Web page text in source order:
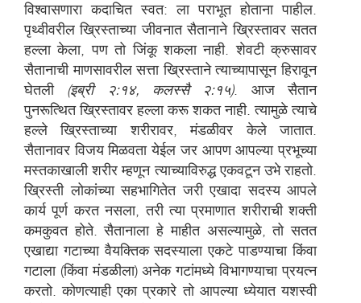
विश्वासणारा कदाचित स्वत: ला पराभूत होताना पाहील.
पृथ्वीवरील ख्रिस्ताच्या जीवनात सैतानाने ख्रिस्तावर सतत
हल्ला केला, पण तो जिंकू शकला नाही. शेवटी क्रुसावर
सैतानाची माणसावरील सत्ता ख्रिस्ताने त्याच्यापासून हिरावून
घेतली (इब्री २:१४, कलस्सै २:१५). आज सैतान
पुनरूत्थित ख्रिस्तावर हल्ला करू शकत नाही. त्यामुळे त्याचे
हल्ले ख्रिस्ताच्या शरीरावर, मंडळीवर केले जातात.
सैतानावर विजय मिळवता येईल जर आपण आपल्या प्रभूच्या
मस्तकाखाली शरीर म्हणून त्याच्याविरुद्ध एकवटून उभे राहतो.
ख्रिस्ती लोकांच्या सहभागितेत जरी एखादा सदस्य आपले
कार्य पूर्ण करत नसला, तरी त्या प्रमाणात शरीराची शक्ती
कमकुवत होते. सैतानाला हे माहीत असल्यामुळे, तो सतत
एखाद्या गटाच्या वैयक्तिक सदस्याला एकटे पाडण्याचा किंवा
गटाला (किंवा मंडळीला) अनेक गटांमध्ये विभागण्याचा प्रयत्न
करतो. कोणत्याही एका प्रकारे तो आपल्या ध्येयात यशस्वी